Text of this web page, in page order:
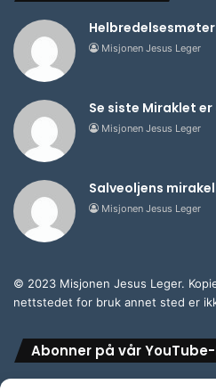
Misjonen Jesus Leger
Se siste Miraklet
Misjonen Jesus Leger
Salveoljens
Misjonen Jesus Leger
© 2023 Misjonen Jesus Leger.
nettstedet for bruk annet sted er
Abonner på vår